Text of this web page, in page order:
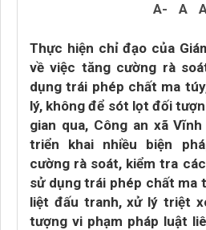
A- A
Thực hiện chỉ đạo của
về việc tăng cường rà
dụng trái phép chất ma
lý, không để sót lọt đối
gian qua, Công an xã
triển khai nhiều biện
cường rà soát, kiểm tra
sử dụng trái phép chất ma
liệt đấu tranh, xử lý triệt
tượng vi phạm pháp luật